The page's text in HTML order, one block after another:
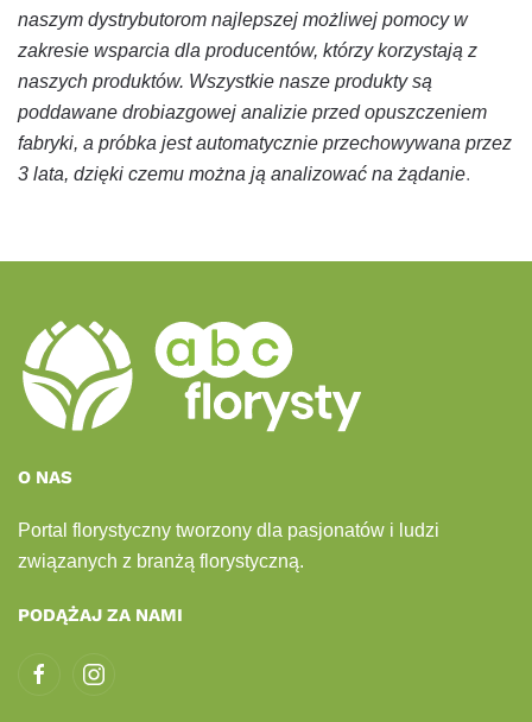
naszym dystrybutorom najlepszej możliwej pomocy w
zakresie wsparcia dla producentów, którzy korzystają z
naszych produktów. Wszystkie nasze produkty są
poddawane drobiazgowej analizie przed opuszczeniem
fabryki, a próbka jest automatycznie przechowywana przez
3 lata, dzięki czemu można ją analizować na żądanie.
O NAS
Portal florystyczny tworzony dla pasjonatów i ludzi
związanych z branżą florystyczną.
PODĄŻAJ ZA NAMI